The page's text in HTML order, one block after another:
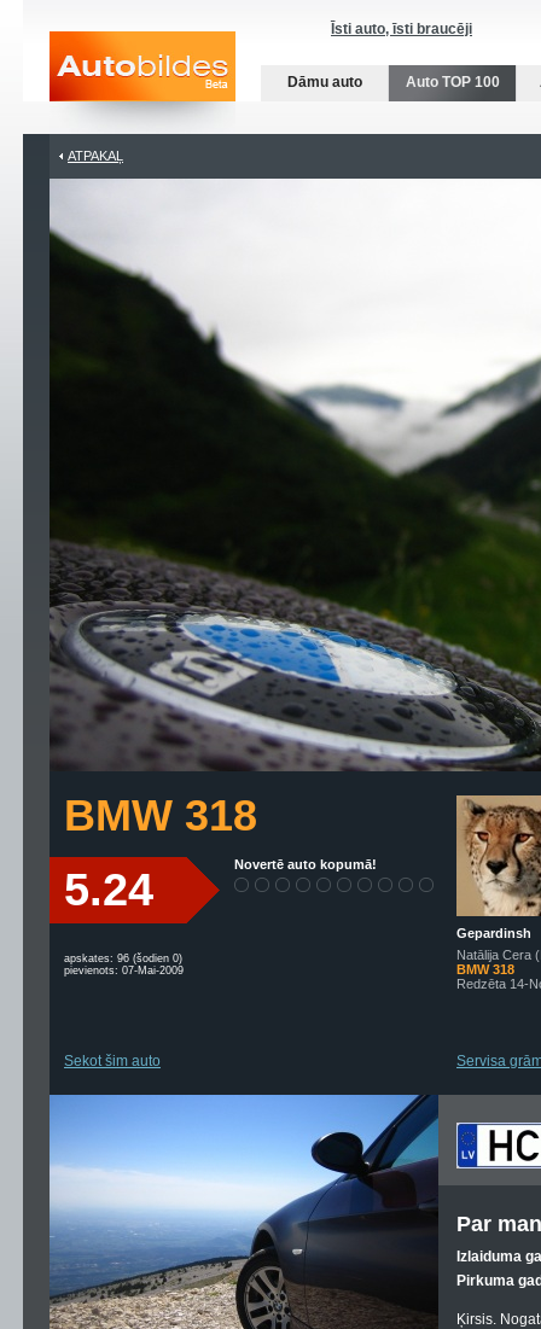
Īsti auto, īsti braucēji
Dāmu auto Auto TOP 100
ATPAKAĻ
BMW 318
5.24 Novertē auto kopumā!
apskates: 96 (šodien 0)
pievienots: 07-Mai-2009
Sekot šim auto
Gepardinsh
Natālija Cera
BMW 318
Redzēta 14-
Servisa
Par
Izlaiduma
Pirkuma
Ķirsis.